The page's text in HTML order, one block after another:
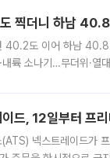
찍더니 하남
40.2도 이어 하남
내륙 소나기…무더위·열
드, 12일부터 프
(ATS) 넥스트레이드가